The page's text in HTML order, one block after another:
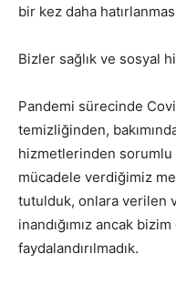
bir kez daha
Bizler sağlık ve sosyal
Pandemi sürecinde
temizliğinden,
hizmetlerinden
mücadele verdiğimiz
tutulduk, onlara verilen
inandığımız ancak
faydalandırılmadık.